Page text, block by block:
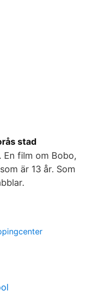
stad
En film om Bobo,
är 13 år. Som